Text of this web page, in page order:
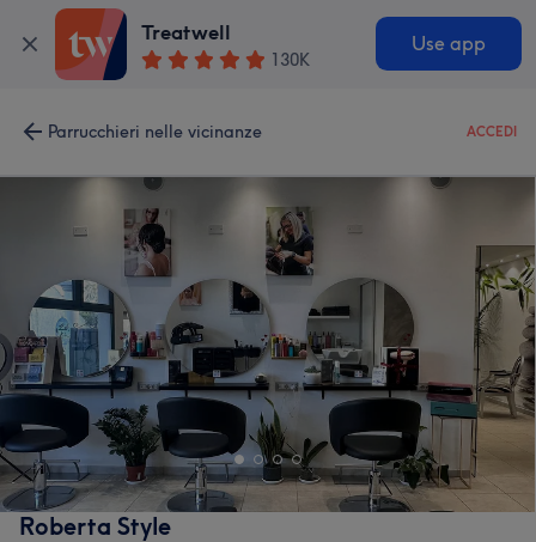
Treatwell
130K
Use app
Parrucchieri nelle vicinanze ACCEDI
Roberta Style